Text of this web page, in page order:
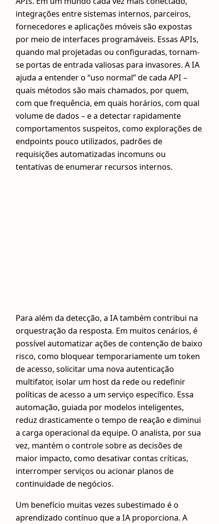
integrações entre sistemas internos, parceiros,
fornecedores e aplicações móveis são expostas
por meio de interfaces programáveis. Essas APIs,
quando mal projetadas ou configuradas, tornam-
se portas de entrada valiosas para invasores. A IA
ajuda a entender o “uso normal” de cada API –
quais métodos são mais chamados, por quem,
com que frequência, em quais horários, com qual
volume de dados – e a detectar rapidamente
comportamentos suspeitos, como explorações de
endpoints pouco utilizados, padrões de
requisições automatizadas incomuns ou
tentativas de enumerar recursos internos.
Para além da detecção, a IA também contribui na
orquestração da resposta. Em muitos cenários, é
possível automatizar ações de contenção de baixo
risco, como bloquear temporariamente um token
de acesso, solicitar uma nova autenticação
multifator, isolar um host da rede ou redefinir
políticas de acesso a um serviço específico. Essa
automação, guiada por modelos inteligentes,
reduz drasticamente o tempo de reação e diminui
a carga operacional da equipe. O analista, por sua
vez, mantém o controle sobre as decisões de
maior impacto, como desativar contas críticas,
interromper serviços ou acionar planos de
continuidade de negócios.
Um benefício muitas vezes subestimado é o
aprendizado contínuo que a IA proporciona. A